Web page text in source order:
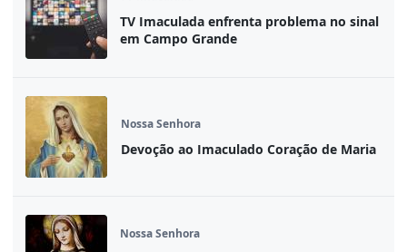
TV Imaculada enfrenta problema no sinal
em Campo Grande
Nossa Senhora
Devoção ao Imaculado Coração de Maria
Nossa Senhora